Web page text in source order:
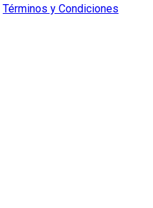
Términos y Condiciones